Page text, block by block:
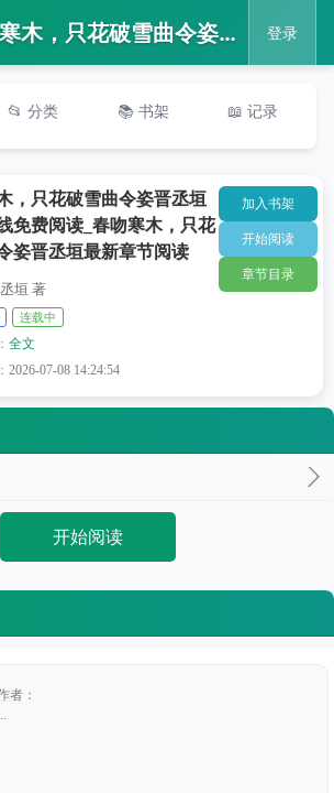
📖 春吻寒木，只花破雪曲令姿晋丞垣全本在线免费阅读_春吻寒木，只花破雪曲令姿晋丞垣最新章节阅读 登录
📂 分类 📚 书架 📖 记录
，只花破雪曲令姿晋丞垣
免费阅读_春吻寒木，只花
姿晋丞垣最新章节阅读
垣 著
连载中
全文
2026-07-08 14:24:54
加入书架
开始阅读
章节目录
开始阅读
者：